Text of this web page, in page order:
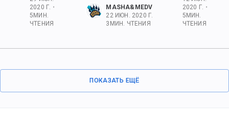
2020 Г. •
5 МИН.
ЧТЕНИЯ
MASHA&MEDVEDI
22 ИЮН. 2020 Г.
3 МИН. ЧТЕНИЯ
2020 Г. •
5 МИН.
ЧТЕНИЯ
ПОКАЗАТЬ ЕЩЁ